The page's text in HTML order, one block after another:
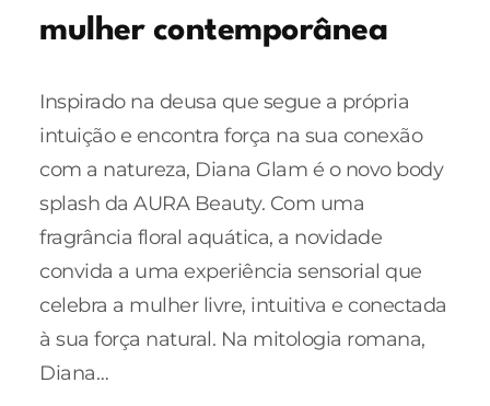
mulher contemporânea
Inspirado na deusa que segue a própria
intuição e encontra força na sua conexão
com a natureza, Diana Glam é o novo body
splash da AURA Beauty. Com uma
fragrância floral aquática, a novidade
convida a uma experiência sensorial que
celebra a mulher livre, intuitiva e conectada
à sua força natural. Na mitologia romana,
Diana…